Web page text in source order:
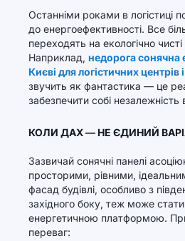
Останніми роками в логістиці
до енергоефективності. Все
переходять на екологічно чисті
Наприклад, недорога сонячна
Києві для логістичних центрів
звучить як фантастика — це
забезпечити собі незалежність
КОЛИ ДАХ — НЕ ЄДИНИЙ
Зазвичай сонячні панелі
просторими, рівними,
фасад будівлі, особливо з
західного боку, теж може
енергетичною платформою.
переваг: